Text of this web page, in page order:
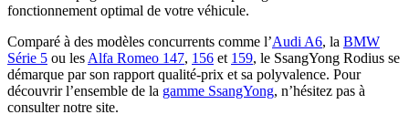
fonctionnement optimal de votre véhicule.
Comparé à des modèles concurrents comme l’Audi A6, la BMW
Série 5 ou les Alfa Romeo 147, 156 et 159, le SsangYong Rodius se
démarque par son rapport qualité-prix et sa polyvalence. Pour
découvrir l’ensemble de la gamme SsangYong, n’hésitez pas à
consulter notre site.